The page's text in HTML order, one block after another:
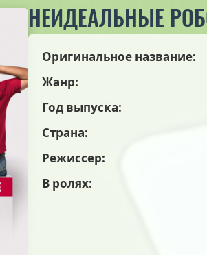
НЕИДЕАЛЬНЫЕ
Оригинальное название:
Жанр:
Год выпуска:
Страна:
Режиссер:
В ролях: